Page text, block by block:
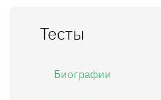
Тесты
Биографии